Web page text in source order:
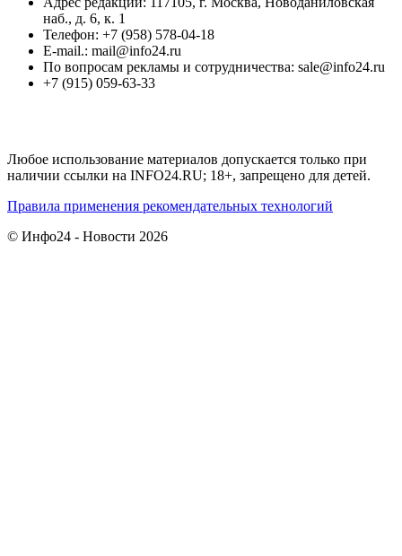
наб., д. 6, к. 1
Телефон: +7 (958) 578-04-18
E-mail.: mail@info24.ru
По вопросам рекламы и сотрудничества: sale@info24.ru
+7 (915) 059-63-33
Любое использование материалов допускается только при
наличии ссылки на INFO24.RU; 18+, запрещено для детей.
Правила применения рекомендательных технологий
© Инфо24 - Новости 2026